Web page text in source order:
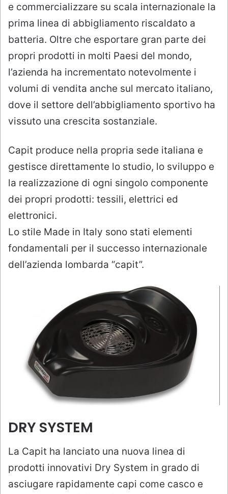
e commercializzare su scala internazionale la
prima linea di abbigliamento riscaldato a
batteria. Oltre che esportare gran parte dei
propri prodotti in molti Paesi del mondo,
l’azienda ha incrementato notevolmente i
volumi di vendita anche sul mercato italiano,
dove il settore dell’abbigliamento sportivo ha
vissuto una crescita sostanziale.
Capit produce nella propria sede italiana e
gestisce direttamente lo studio, lo sviluppo e
la realizzazione di ogni singolo componente
dei propri prodotti: tessili, elettrici ed
elettronici.
Lo stile Made in Italy sono stati elementi
fondamentali per il successo internazionale
dell’azienda lombarda “capit”.
DRY SYSTEM
La Capit ha lanciato una nuova linea di
prodotti innovativi Dry System in grado di
asciugare rapidamente capi come casco e